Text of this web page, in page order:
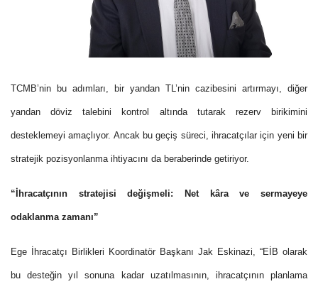
TCMB’nin bu adımları, bir yandan TL’nin cazibesini artırmayı, diğer
yandan döviz talebini kontrol altında tutarak rezerv birikimini
desteklemeyi amaçlıyor. Ancak bu geçiş süreci, ihracatçılar için yeni bir
stratejik pozisyonlanma ihtiyacını da beraberinde getiriyor.
“İhracatçının stratejisi değişmeli: Net kâra ve sermayeye
odaklanma zamanı”
Ege İhracatçı Birlikleri Koordinatör Başkanı Jak Eskinazi, “EİB olarak
bu desteğin yıl sonuna kadar uzatılmasının, ihracatçının planlama